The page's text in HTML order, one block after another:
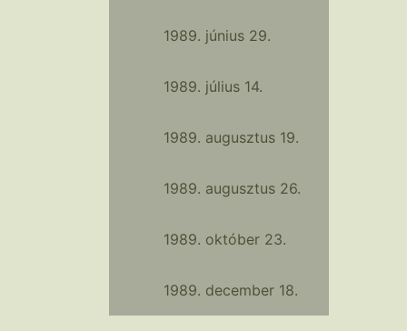
1989. június 29.
1989. július 14.
1989. augusztus 19.
1989. augusztus 26.
1989. október 23.
1989. december 18.